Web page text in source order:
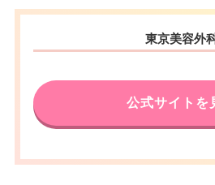
東京美容外
公式サイトを